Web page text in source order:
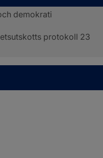
demokrati
protokoll 23